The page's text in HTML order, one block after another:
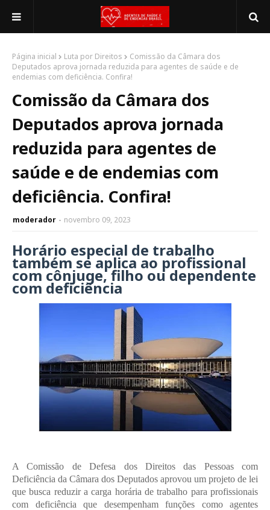
Página inicial Luta por Direitos
Comissão da Câmara dos
Deputados aprova jornada reduzida para agentes de saúde e de
endemias com deficiência. Confira!
Comissão da Câmara dos
Deputados aprova jornada
reduzida para agentes de
saúde e de endemias com
deficiência. Confira!
moderador novembro 09, 2023
Horário especial de trabalho
também se aplica ao profissional
com cônjuge, filho ou dependente
com deficiência
A Comissão de Defesa dos Direitos das Pessoas com
Deficiência da Câmara dos Deputados aprovou um projeto de lei
que busca reduzir a carga horária de trabalho para profissionais
com deficiência que desempenham funções como agentes